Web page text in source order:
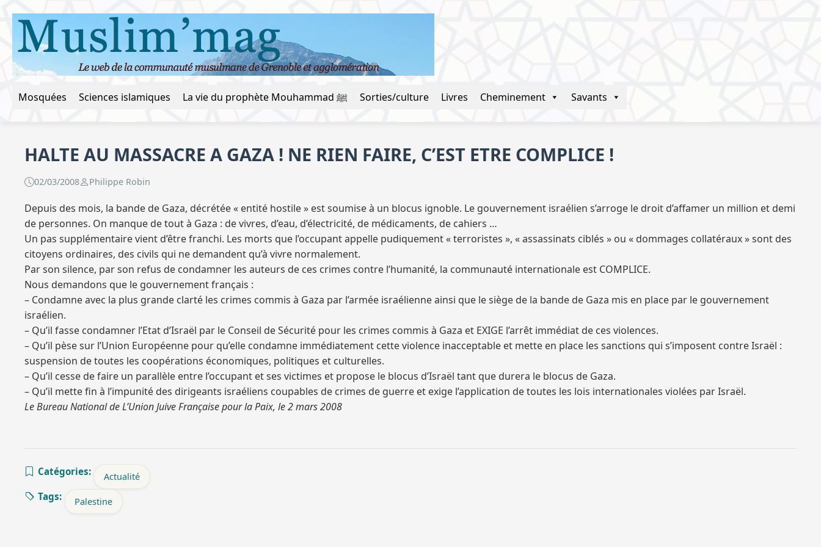
Mosquées Sciences islamiques La vie du prophète Mouhammad ﷺ Sorties/culture Livres Cheminement Savants
HALTE AU MASSACRE A GAZA ! NE RIEN FAIRE, C’EST ETRE COMPLICE !
02/03/2008 Philippe Robin
Depuis des mois, la bande de Gaza, décrétée « entité hostile » est soumise à un blocus ignoble. Le gouvernement israélien s’arroge le droit d’affamer un million et demi
de personnes. On manque de tout à Gaza : de vivres, d’eau, d’électricité, de médicaments, de cahiers …
Un pas supplémentaire vient d’être franchi. Les morts que l’occupant appelle pudiquement « terroristes », « assassinats ciblés » ou « dommages collatéraux » sont des
citoyens ordinaires, des civils qui ne demandent qu’à vivre normalement.
Par son silence, par son refus de condamner les auteurs de ces crimes contre l’humanité, la communauté internationale est COMPLICE.
Nous demandons que le gouvernement français :
– Condamne avec la plus grande clarté les crimes commis à Gaza par l’armée israélienne ainsi que le siège de la bande de Gaza mis en place par le gouvernement
israélien.
– Qu’il fasse condamner l’Etat d’Israël par le Conseil de Sécurité pour les crimes commis à Gaza et EXIGE l’arrêt immédiat de ces violences.
– Qu’il pèse sur l’Union Européenne pour qu’elle condamne immédiatement cette violence inacceptable et mette en place les sanctions qui s’imposent contre Israël :
suspension de toutes les coopérations économiques, politiques et culturelles.
– Qu’il cesse de faire un parallèle entre l’occupant et ses victimes et propose le blocus d’Israël tant que durera le blocus de Gaza.
– Qu’il mette fin à l’impunité des dirigeants israéliens coupables de crimes de guerre et exige l’application de toutes les lois internationales violées par Israël.
Le Bureau National de L’Union Juive Française pour la Paix, le 2 mars 2008
Catégories: Actualité
Tags: Palestine